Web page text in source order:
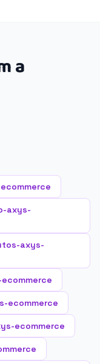
a
axys-
axys-
ecommerce
ecommerce